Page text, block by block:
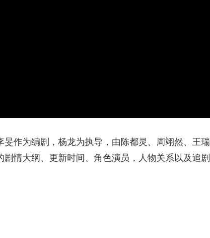
旻作为编剧，杨龙为执导，由陈都灵、周翊然、王
情大纲、更新时间、角色演员，人物关系以及追剧